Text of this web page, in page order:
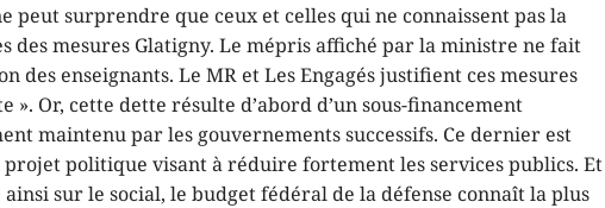
peut surprendre que ceux et celles qui ne connaissent pas la
des mesures Glatigny. Le mépris affiché par la ministre ne fait
des enseignants. Le MR et Les Engagés justifient ces mesures
». Or, cette dette résulte d’abord d’un sous-financement
maintenu par les gouvernements successifs. Ce dernier est
projet politique visant à réduire fortement les services publics. Et
ainsi sur le social, le budget fédéral de la défense connaît la plus